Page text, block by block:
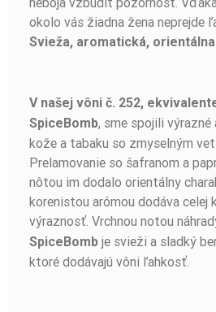
okolo vás žiadna žena neprejde
Svieža, aromatická,
V našej vôni č. 252,
SpiceBomb, sme spojili výrazné
kože a tabaku so zmyselným
Prelamovanie so šafranom a
nôtou im dodalo orientálny
korenistou arómou dodáva celej
výraznosť. Vrchnou notou
SpiceBomb je svieži a sladký
ktoré dodávajú vôni ľahkosť.